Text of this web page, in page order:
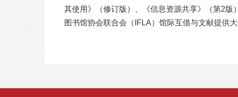
其使用》（修订版）、《信息资源共享》（第2版
图书馆协会联合会（IFLA）馆际互借与文献提供大